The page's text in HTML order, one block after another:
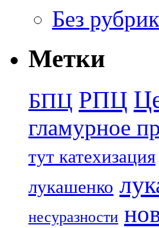
Без
Метки
БПЦ РПЦ
гламурное
тут катехизация
лукашенко
несуразности